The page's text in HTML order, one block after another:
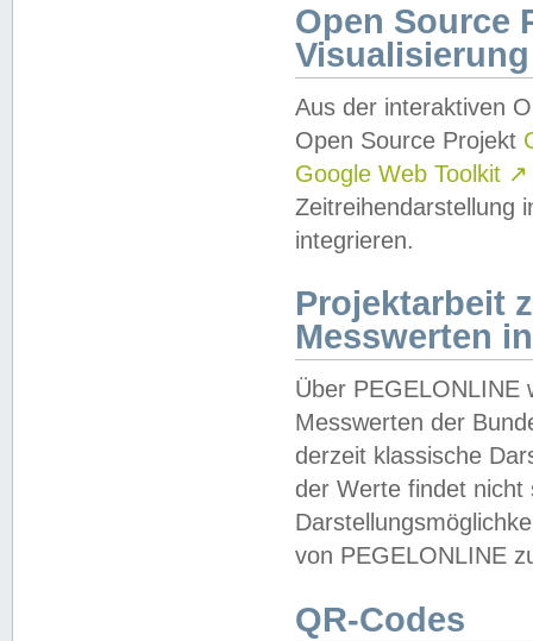
Open Source
Visualisierung
Aus der interaktiven
Open Source Projekt
Google Web Toolkit ↗
Zeitreihendarstellung
integrieren.
Projektarbeit
Messwerten
Über PEGELONLINE
Messwerten der
derzeit klassische
der Werte findet
von PEGELONLINE
QR-Codes